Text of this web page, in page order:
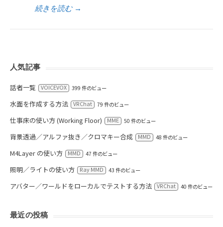
続きを読む→
人気記事
話者一覧 VOICEVOX 399 件のビュー
水面を作成する方法 VRChat 79 件のビュー
仕事床の使い方 (Working Floor) MME 50 件のビュー
背景透過／アルファ抜き／クロマキー合成 MMD 48 件のビュー
M4Layer の使い方 MMD 47 件のビュー
照明／ライトの使い方 Ray MMD 43 件のビュー
アバター／ワールドをローカルでテストする方法 VRChat 40 件のビュー
最近の投稿